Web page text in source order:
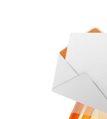
Подготовка
«Шаблоны